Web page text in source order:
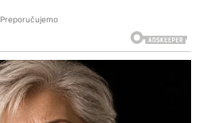
Preporučujemo